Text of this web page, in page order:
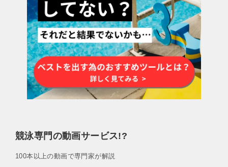
競泳専門の動画サービス!?
100本以上の動画で専門家が解説